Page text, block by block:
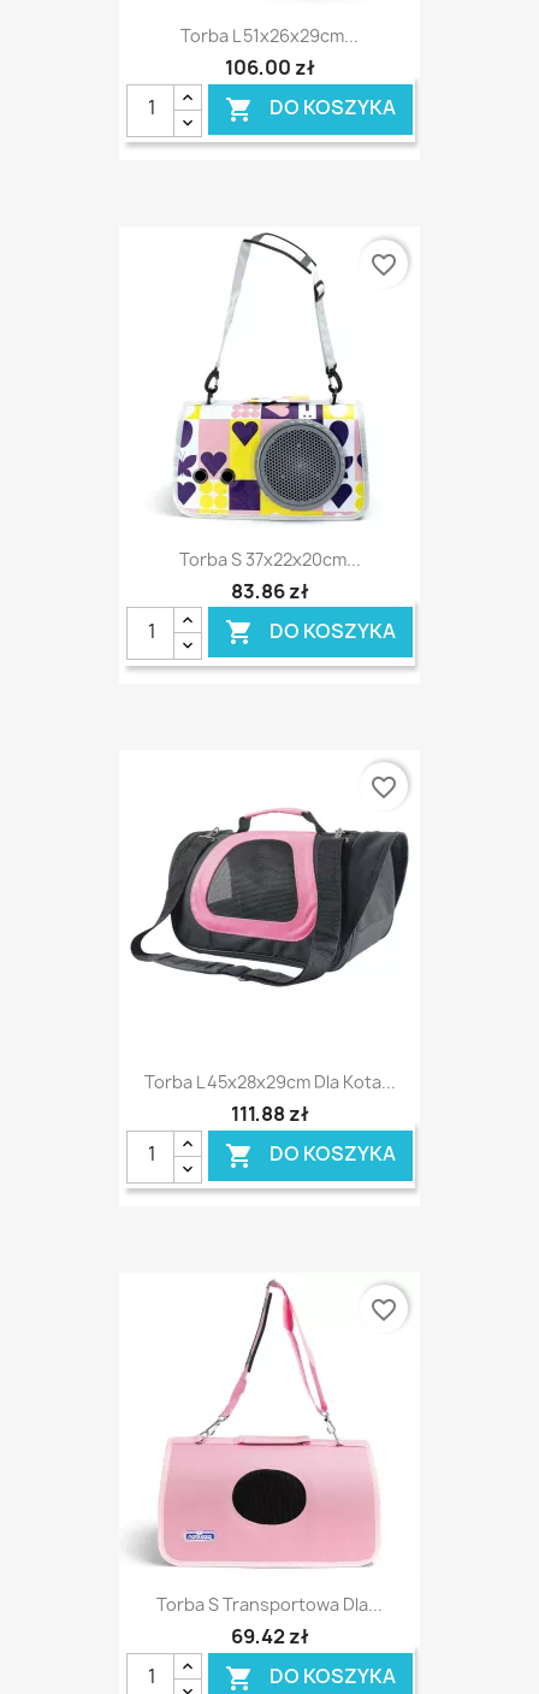
Torba L 51x26x29cm...
106,00 zł
 DO KOSZYKA
Torba S 37x22x20cm...
83,86 zł
 DO KOSZYKA
favorite_border
Torba L 45x28x29cm Dla Kota...
111,88 zł
 DO KOSZYKA
favorite_border
Torba S Transportowa Dla...
69,42 zł
 DO KOSZYKA
favorite_border